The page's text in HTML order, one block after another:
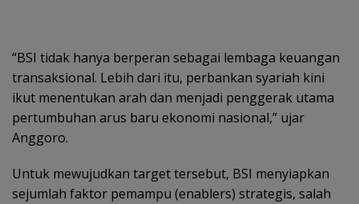
“BSI tidak hanya berperan sebagai lembaga keuangan
transaksional. Lebih dari itu, perbankan syariah kini
ikut menentukan arah dan menjadi penggerak utama
pertumbuhan arus baru ekonomi nasional,” ujar
Anggoro.
Untuk mewujudkan target tersebut, BSI menyiapkan
sejumlah faktor pemampu (enablers) strategis, salah